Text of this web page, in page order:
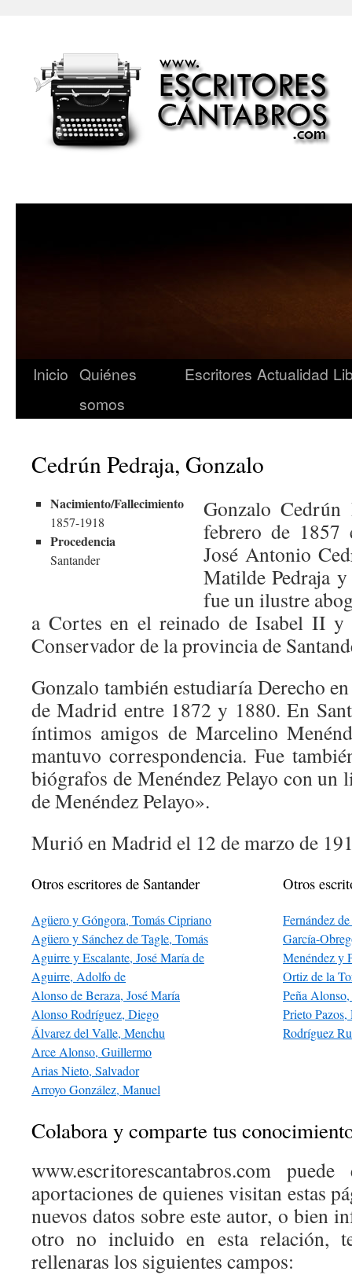
Inicio Quiénes
somos
Escritores Actualidad
Cedrún Pedraja, Gonzalo
Nacimiento/Fallecimiento
1857-1918
Procedencia
Santander
Gonzalo
febrero de 1857
José Antonio
Matilde Pedraja
fue un ilustre
a Cortes en el reinado de Isabel II y
Conservador de la provincia de
Gonzalo también estudiaría Derecho
de Madrid entre 1872 y 1880. En
íntimos amigos de Marcelino
mantuvo correspondencia. Fue
biógrafos de Menéndez Pelayo con
de Menéndez Pelayo».
Murió en Madrid el 12 de marzo de
Otros escritores de Santander
Agüero y Góngora, Tomás Cipriano
Agüero y Sánchez de Tagle, Tomás
Aguirre y Escalante, José María de
Aguirre, Adolfo de
Alonso de Beraza, José María
Alonso Rodríguez, Diego
Álvarez del Valle, Menchu
Arce Alonso, Guillermo
Arias Nieto, Salvador
Arroyo González, Manuel
Otros
Fernández
García-
Menéndez y
Ortiz de la
Peña
Prieto Pazos,
Rodríguez
Colabora y comparte tus
www.escritorescantabros.com
aportaciones de quienes visitan estas
nuevos datos sobre este autor, o bien
otro no incluido en esta relación,
rellenaras los siguientes campos: